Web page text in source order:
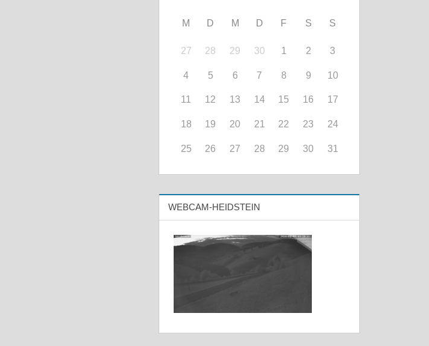
M D M D F S S
27 28 29 30 1 2 3
4 5 6 7 8 9 10
11 12 13 14 15 16 17
18 19 20 21 22 23 24
25 26 27 28 29 30 31
WEBCAM-HEIDSTEIN